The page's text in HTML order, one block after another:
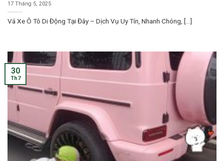
17 Tháng 5, 2025
Vá Xe Ô Tô Di Động Tại Đây – Dịch Vụ Uy Tín, Nhanh Chóng, [...]
30
Th7